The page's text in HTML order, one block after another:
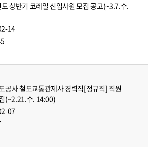
상반기 코레일 신입사원 모집 공고(~3.7.수.
14
공사 철도교통관제사 경력직[정규직] 직원
(~2.21.수. 14:00)
07